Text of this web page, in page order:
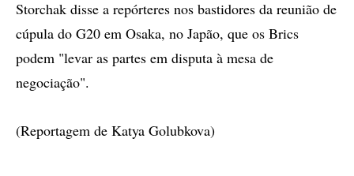
Storchak disse a repórteres nos bastidores da reunião de
cúpula do G20 em Osaka, no Japão, que os Brics
podem "levar as partes em disputa à mesa de
negociação".
(Reportagem de Katya Golubkova)